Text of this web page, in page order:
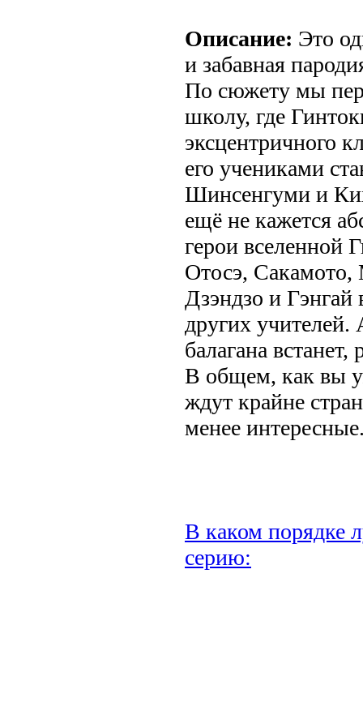
Описание: Это
и забавная
По сюжету мы
школу, где
эксцентричного
его учениками
Шинсенгуми и
ещё не кажется
герои вселенной
Отосэ,
Дзэндзо и Гэнгай
других учителей.
балагана
В общем, как вы
ждут крайне
менее
В каком порядке
серию: